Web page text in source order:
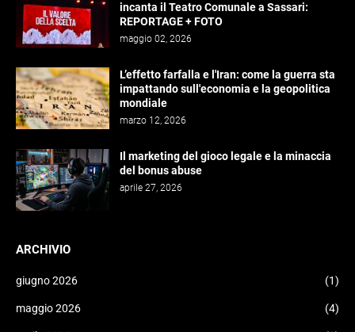
incanta il Teatro Comunale a Sassari:
REPORTAGE + FOTO
maggio 02, 2026
L’effetto farfalla e l'Iran: come la guerra sta
impattando sull'economia e la geopolitica
mondiale
marzo 12, 2026
Il marketing del gioco legale e la minaccia
del bonus abuse
aprile 27, 2026
ARCHIVIO
giugno 2026 (1)
maggio 2026 (4)